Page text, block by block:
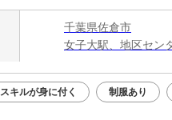
千葉県佐倉市
女子大駅、地区セン
スキルが身に付く 制服あり